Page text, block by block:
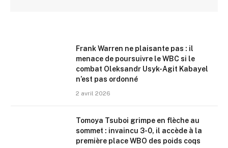
Frank Warren ne plaisante pas : il
menace de poursuivre le WBC si le
combat Oleksandr Usyk-Agit Kabayel
n’est pas ordonné
2 avril 2026
Tomoya Tsuboi grimpe en flèche au
sommet : invaincu 3-0, il accède à la
première place WBO des poids coqs